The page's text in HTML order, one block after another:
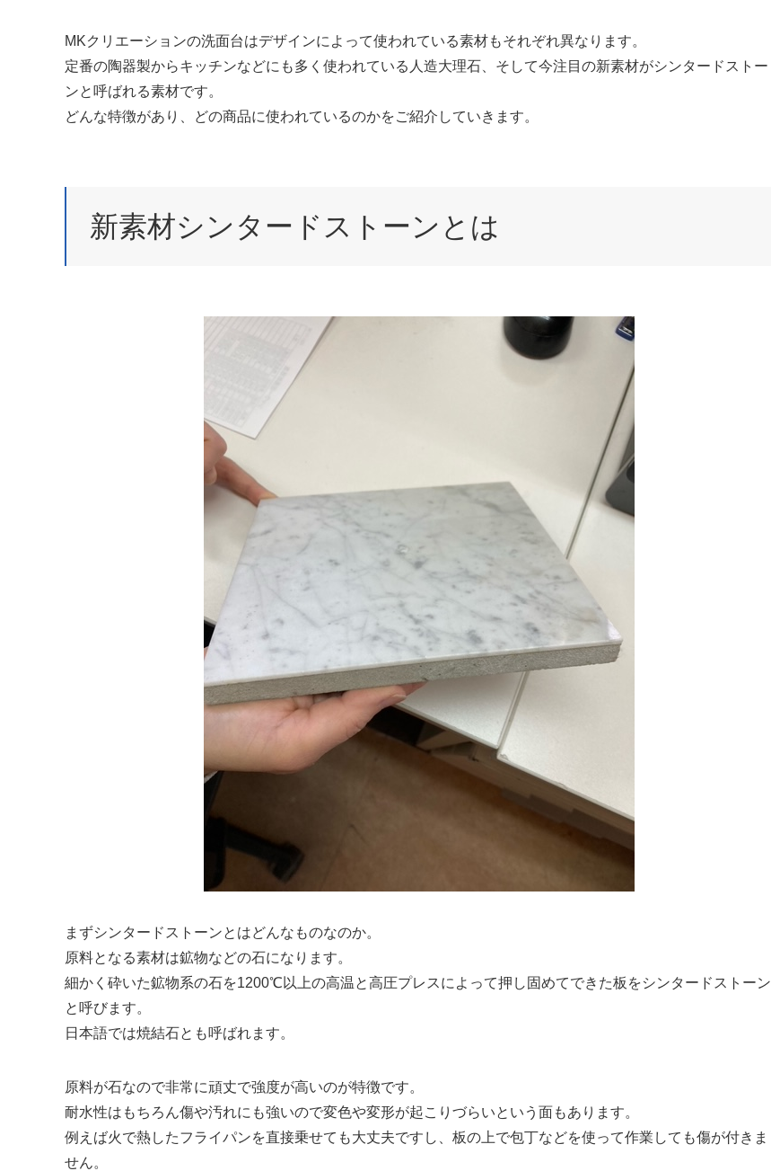
MKクリエーションの洗面台はデザインによって使われている素材もそれぞれ異なります。
定番の陶器製からキッチンなどにも多く使われている人造大理石、そして今注目の新素材がシンタードストー
ンと呼ばれる素材です。
どんな特徴があり、どの商品に使われているのかをご紹介していきます。
新素材シンタードストーンとは
まずシンタードストーンとはどんなものなのか。
原料となる素材は鉱物などの石になります。
細かく砕いた鉱物系の石を1200℃以上の高温と高圧プレスによって押し固めてできた板をシンタードストーン
と呼びます。
日本語では焼結石とも呼ばれます。
原料が石なので非常に頑丈で強度が高いのが特徴です。
耐水性はもちろん傷や汚れにも強いので変色や変形が起こりづらいという面もあります。
例えば火で熱したフライパンを直接乗せても大丈夫ですし、板の上で包丁などを使って作業しても傷が付きま
せん。